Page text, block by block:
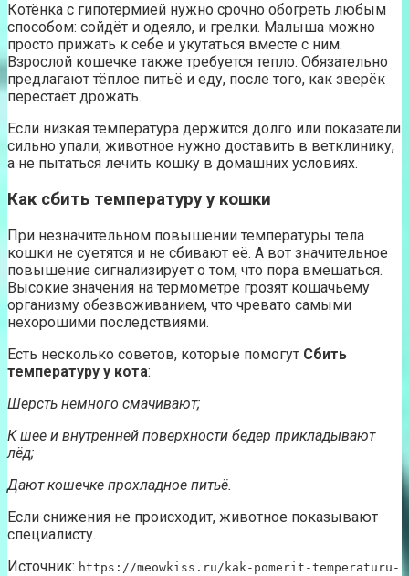
Котёнка с гипотермией нужно срочно обогреть любым
способом: сойдёт и одеяло, и грелки. Малыша можно
просто прижать к себе и укутаться вместе с ним.
Взрослой кошечке также требуется тепло. Обязательно
предлагают тёплое питьё и еду, после того, как зверёк
перестаёт дрожать.
Если низкая температура держится долго или показатели
сильно упали, животное нужно доставить в ветклинику,
а не пытаться лечить кошку в домашних условиях.
Как сбить температуру у кошки
При незначительном повышении температуры тела
кошки не суетятся и не сбивают её. А вот значительное
повышение сигнализирует о том, что пора вмешаться.
Высокие значения на термометре грозят кошачьему
организму обезвоживанием, что чревато самыми
нехорошими последствиями.
Есть несколько советов, которые помогут Сбить
температуру у кота:
Шерсть немного смачивают;
К шее и внутренней поверхности бедер прикладывают
лёд;
Дают кошечке прохладное питьё.
Если снижения не происходит, животное показывают
специалисту.
Источник: https://meowkiss.ru/kak-pomerit-temperaturu-